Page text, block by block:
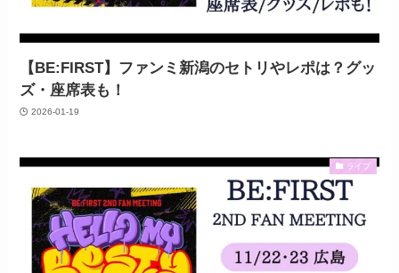
【BE:FIRST】ファンミ新潟のセトリやレポは？グッ
ズ・座席表も！
2026-01-19
ライブ